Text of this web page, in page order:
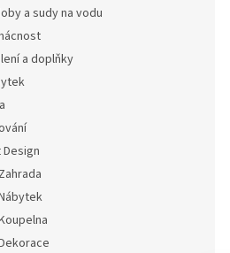
a sudy na vodu
a doplňky
Zahrada